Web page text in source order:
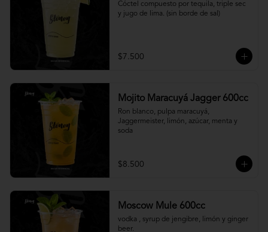
Cóctel compuesto por tequila, triple sec
y jugo de lima. (sin borde de sal)
$7.500
Mojito Maracuyá Jagger 600cc
Ron blanco, pulpa maracuyá,
Jaggermeister, limón, azúcar, menta y
soda
$8.500
Moscow Mule 600cc
vodka , syrup de jengibre, limón y ginger
beer.